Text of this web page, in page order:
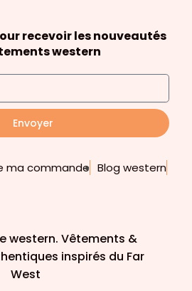
recevoir les nouveautés
western
Envoyer
ma commande Blog western
western. Vêtements &
inspirés du Far
West